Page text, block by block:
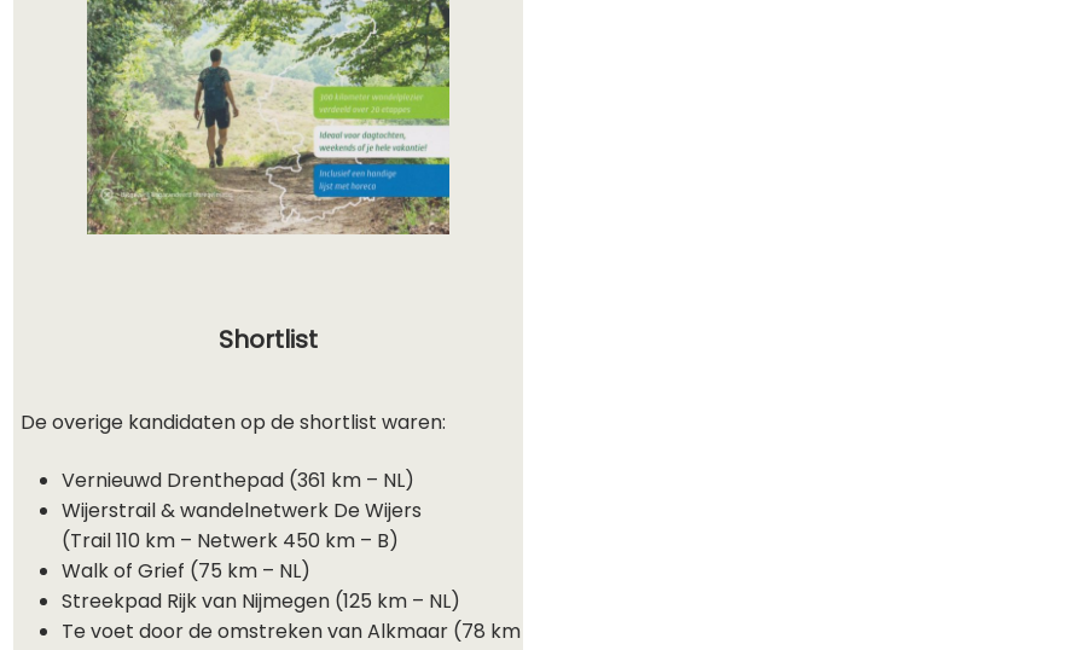
Shortlist
De overige kandidaten op de shortlist waren:
Vernieuwd Drenthepad (361 km – NL)
Wijerstrail & wandelnetwerk De Wijers
(Trail 110 km – Netwerk 450 km – B)
Walk of Grief (75 km – NL)
Streekpad Rijk van Nijmegen (125 km – NL)
Te voet door de omstreken van Alkmaar (78 km